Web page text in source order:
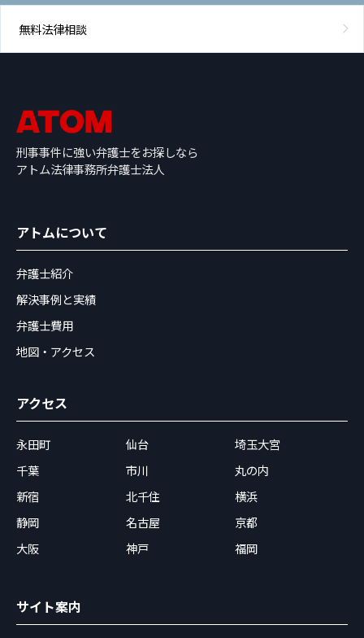
無料法律相談
刑事事件に強い弁護士をお探しなら
アトム法律事務所弁護士法人
アトムについて
弁護士紹介
解決事例と実績
弁護士費用
地図・アクセス
アクセス
永田町 仙台
埼玉大宮
千葉
市川
丸の内
新宿
北千住
横浜
静岡
名古屋
京都
大阪
神戸 福岡
サイト案内